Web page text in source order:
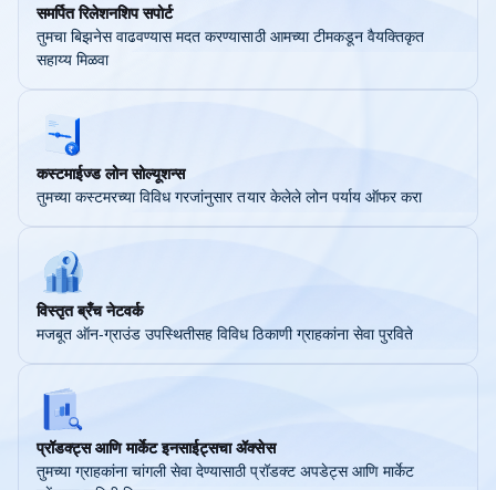
समर्पित रिलेशनशिप सपोर्ट
तुमचा बिझनेस वाढवण्यास मदत करण्यासाठी आमच्या टीमकडून वैयक्तिकृत
सहाय्य मिळवा
कस्टमाईज्ड लोन सोल्यूशन्स
तुमच्या कस्टमरच्या विविध गरजांनुसार तयार केलेले लोन पर्याय ऑफर करा
विस्तृत ब्रँच नेटवर्क
मजबूत ऑन-ग्राउंड उपस्थितीसह विविध ठिकाणी ग्राहकांना सेवा पुरविते
प्रॉडक्ट्स आणि मार्केट इनसाईट्सचा ॲक्सेस
तुमच्या ग्राहकांना चांगली सेवा देण्यासाठी प्रॉडक्ट अपडेट्स आणि मार्केट